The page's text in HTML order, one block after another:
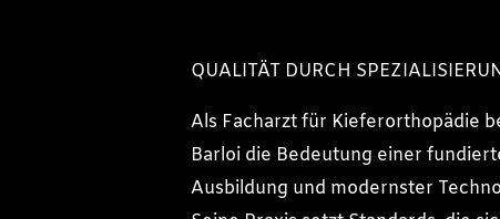
QUALITÄT DURCH
Als Facharzt für Kieferorthopädie
Barloi die Bedeutung einer
Ausbildung und modernster